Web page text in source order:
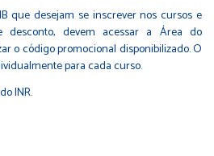
que desejam se inscrever nos cursos e
desconto, devem acessar a Área do
o código promocional disponibilizado. O
para cada curso.
INR.